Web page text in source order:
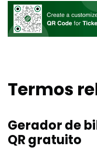
Termos
Gerador de
QR gratuito